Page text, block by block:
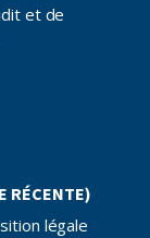
et de
RÉCENTE)
légale